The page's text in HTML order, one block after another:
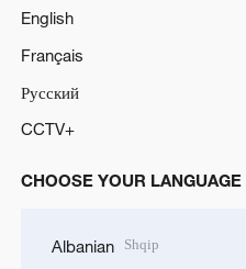
English
Français
Русский
CCTV+
CHOOSE YOUR LANGUAGE
Albanian Shqip